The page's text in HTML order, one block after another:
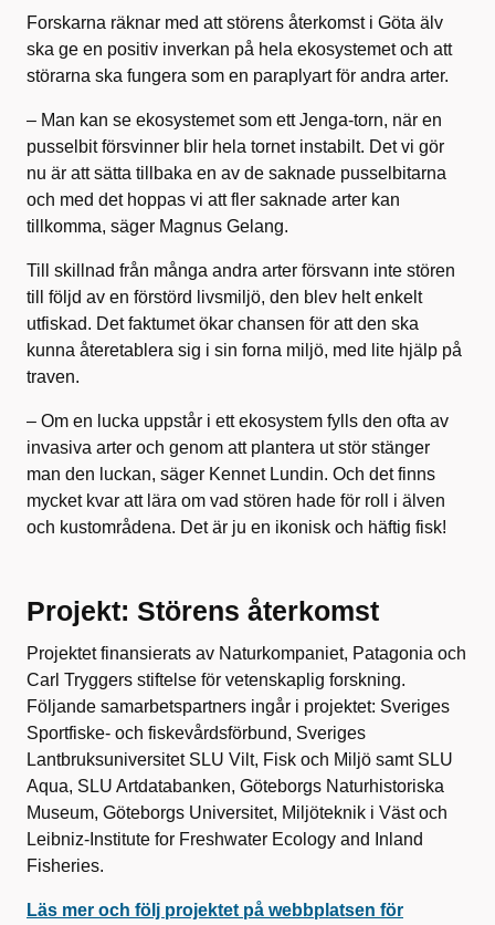
Forskarna räknar med att störens återkomst i Göta älv
ska ge en positiv inverkan på hela ekosystemet och att
störarna ska fungera som en paraplyart för andra arter.
– Man kan se ekosystemet som ett Jenga-torn, när en
pusselbit försvinner blir hela tornet instabilt. Det vi gör
nu är att sätta tillbaka en av de saknade pusselbitarna
och med det hoppas vi att fler saknade arter kan
tillkomma, säger Magnus Gelang.
Till skillnad från många andra arter försvann inte stören
till följd av en förstörd livsmiljö, den blev helt enkelt
utfiskad. Det faktumet ökar chansen för att den ska
kunna återetablera sig i sin forna miljö, med lite hjälp på
traven.
– Om en lucka uppstår i ett ekosystem fylls den ofta av
invasiva arter och genom att plantera ut stör stänger
man den luckan, säger Kennet Lundin. Och det finns
mycket kvar att lära om vad stören hade för roll i älven
och kustområdena. Det är ju en ikonisk och häftig fisk!
Projekt: Störens återkomst
Projektet finansierats av Naturkompaniet, Patagonia och
Carl Tryggers stiftelse för vetenskaplig forskning.
Följande samarbetspartners ingår i projektet: Sveriges
Sportfiske- och fiskevårdsförbund, Sveriges
Lantbruksuniversitet SLU Vilt, Fisk och Miljö samt SLU
Aqua, SLU Artdatabanken, Göteborgs Naturhistoriska
Museum, Göteborgs Universitet, Miljöteknik i Väst och
Leibniz-Institute for Freshwater Ecology and Inland
Fisheries.
Läs mer och följ projektet på webbplatsen för